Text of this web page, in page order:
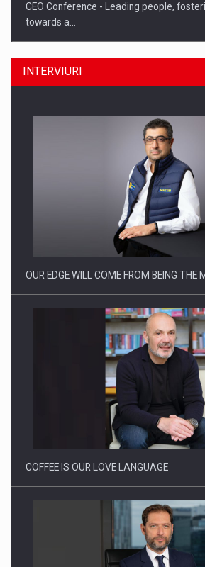
CEO Conference - Leading people,
towards a…
CEO Conference - Shaping The Future -
Webinar - Business Evolution-RETHINK
Investitii Digitalizare
INTERVIURI
OUR EDGE WILL COME FROM BEING THE
COFFEE IS OUR LOVE LANGUAGE